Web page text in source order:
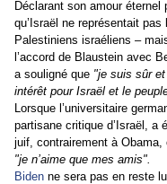
Déclarant son amour
qu’Israël ne représentait
Palestiniens israéliens –
l’accord de Blaustein avec
a souligné que "je suis sûr
intérêt pour Israël et le
Lorsque l’universitaire
partisane critique d’Israël, a
juif, contrairement à Obama,
"je n’aime que mes amis".
Biden ne sera pas en reste